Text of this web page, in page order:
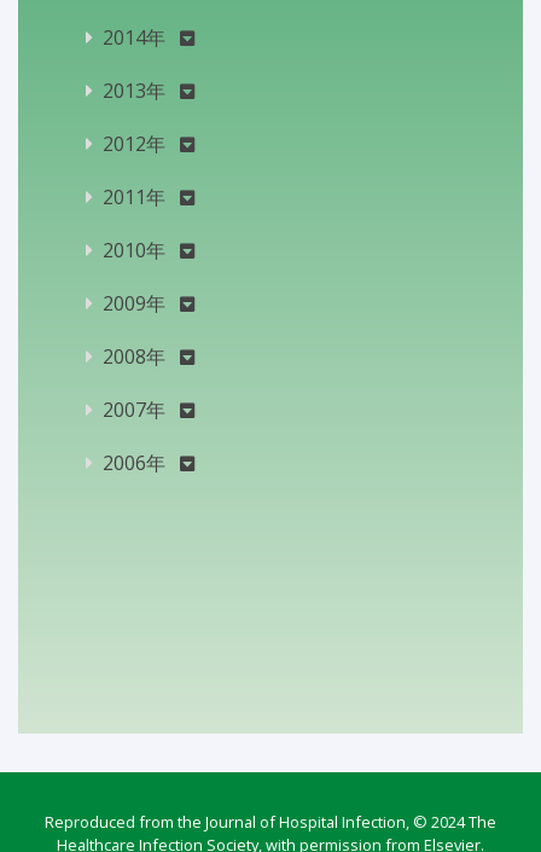
2014年
2013年
2012年
2011年
2010年
2009年
2008年
2007年
2006年
Reproduced from the Journal of Hospital Infection, © 2024 The
Healthcare Infection Society, with permission from Elsevier.